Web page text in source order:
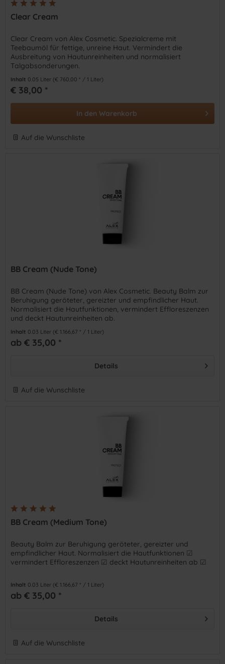
Clear Cream
Clear Cream von Alex Cosmetic. Spezialcreme mit
Teebaumöl für fettige, unreine Haut. Vermindert die
Ausbreitung von Hautunreinheiten und normalisiert
Talgabsonderungen.
Inhalt 0.05 Liter (€ 760,00 * / 1 Liter)
€ 38,00 *
In den Warenkorb
Auf die Wunschliste
BB Cream (Nude Tone)
BB Cream (Nude Tone) von Alex Cosmetic. Beauty Balm zur
Beruhigung geröteter, gereizter und empfindlicher Haut.
Normalisiert die Hautfunktionen, vermindert Effloreszenzen
und deckt Hautunreinheiten ab.
Inhalt 0.03 Liter (€ 1.166,67 * / 1 Liter)
ab € 35,00 *
Details
Auf die Wunschliste
BB Cream (Medium Tone)
Beauty Balm zur Beruhigung geröteter, gereizter und
empfindlicher Haut. Normalisiert die Hautfunktionen ☑
vermindert Effloreszenzen ☑ deckt Hautunreinheiten ab ☑
Inhalt 0.03 Liter (€ 1.166,67 * / 1 Liter)
ab € 35,00 *
Details
Auf die Wunschliste